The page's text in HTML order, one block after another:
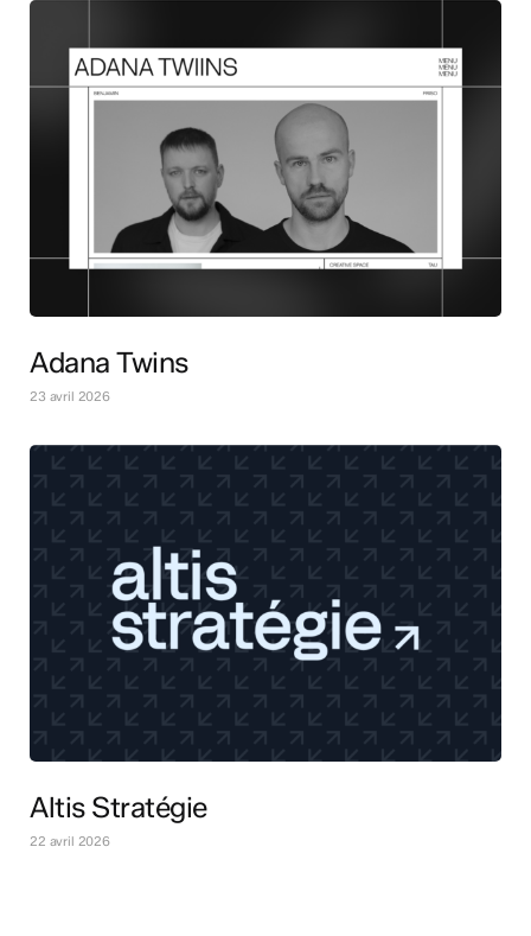
Adana Twins
23 avril 2026
Altis Stratégie
22 avril 2026